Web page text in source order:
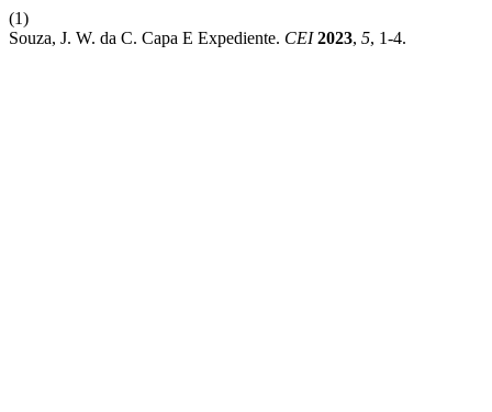
(1)
Souza, J. W. da C. Capa E Expediente. CEI 2023, 5, 1-4.